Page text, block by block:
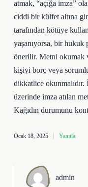
atmak, “açığa imza”
ciddi bir külfet altına
tarafından kötüye
yaşanıyorsa, bir hukuk
önerilir. Metni okumak
kişiyi borç veya
dikkatlice okunmalıdır.
üzerinde imza atılan
Kağıdın durumunu
Ocak 18, 2025 Yanıtla
admin